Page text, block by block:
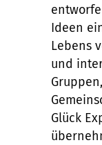
Ideen
Lebens
und
Glück